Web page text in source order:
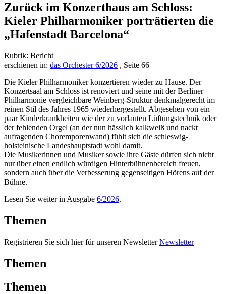
Zurück im Konzerthaus am Schloss:
Kieler Philharmoniker porträtierten die
„Hafenstadt Barcelona“
Rubrik: Bericht
erschienen in: das Orchester 6/2026 , Seite 66
Die Kieler Philharmoniker konzertieren wieder zu Hause. Der
Konzertsaal am Schloss ist renoviert und seine mit der Berliner
Philharmonie vergleichbare Weinberg-Struktur denkmalgerecht im
reinen Stil des Jahres 1965 wiederhergestellt. Abgesehen von ein
paar Kinderkrankheiten wie der zu vorlauten Lüftungstechnik oder
der fehlenden Orgel (an der nun hässlich kalkweiß und nackt
aufragenden Choremporenwand) fühlt sich die schleswig-
holsteinische Landeshauptstadt wohl damit.
Die Musikerinnen und Musiker sowie ihre Gäste dürfen sich nicht
nur über einen endlich würdigen Hinterbühnenbereich freuen,
sondern auch über die Verbesserung gegenseitigen Hörens auf der
Bühne.
Lesen Sie weiter in Ausgabe 6/2026.
Themen
Registrieren Sie sich hier für unseren NewsletterNewsletter
Themen
Themen